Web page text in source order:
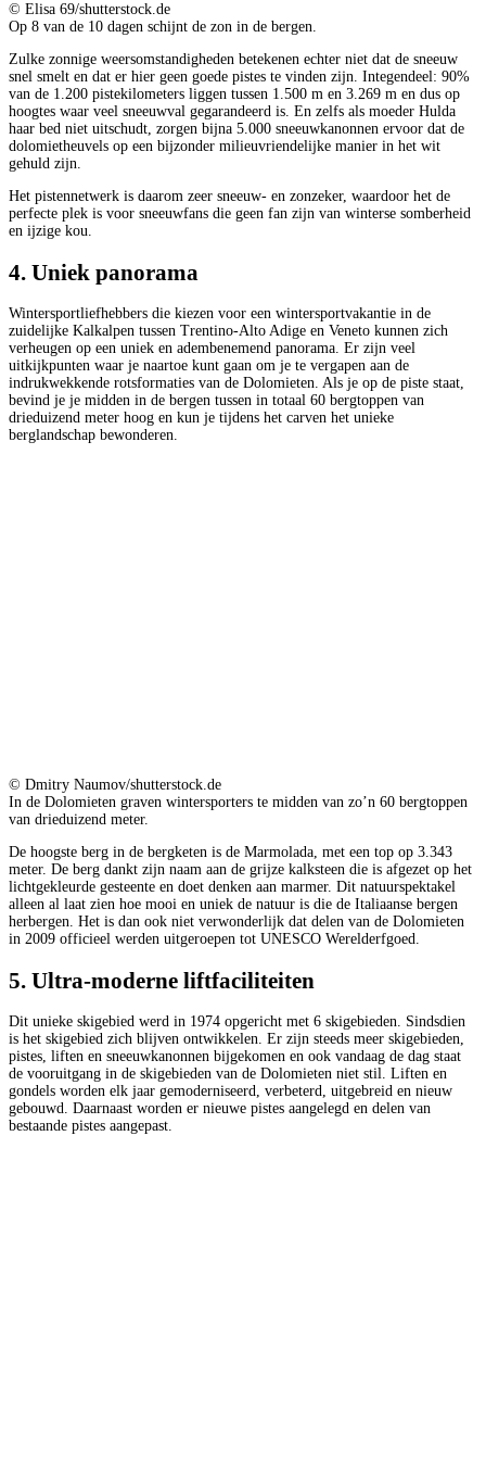
© Elisa 69/shutterstock.de
Op 8 van de 10 dagen schijnt de zon in de bergen.
Zulke zonnige weersomstandigheden betekenen echter niet dat de sneeuw
snel smelt en dat er hier geen goede pistes te vinden zijn. Integendeel: 90%
van de 1.200 pistekilometers liggen tussen 1.500 m en 3.269 m en dus op
hoogtes waar veel sneeuwval gegarandeerd is. En zelfs als moeder Hulda
haar bed niet uitschudt, zorgen bijna 5.000 sneeuwkanonnen ervoor dat de
dolomietheuvels op een bijzonder milieuvriendelijke manier in het wit
gehuld zijn.
Het pistennetwerk is daarom zeer sneeuw- en zonzeker, waardoor het de
perfecte plek is voor sneeuwfans die geen fan zijn van winterse somberheid
en ijzige kou.
4. Uniek panorama
Wintersportliefhebbers die kiezen voor een wintersportvakantie in de
zuidelijke Kalkalpen tussen Trentino-Alto Adige en Veneto kunnen zich
verheugen op een uniek en adembenemend panorama. Er zijn veel
uitkijkpunten waar je naartoe kunt gaan om je te vergapen aan de
indrukwekkende rotsformaties van de Dolomieten. Als je op de piste staat,
bevind je je midden in de bergen tussen in totaal 60 bergtoppen van
drieduizend meter hoog en kun je tijdens het carven het unieke
berglandschap bewonderen.
© Dmitry Naumov/shutterstock.de
In de Dolomieten graven wintersporters te midden van zo’n 60 bergtoppen
van drieduizend meter.
De hoogste berg in de bergketen is de Marmolada, met een top op 3.343
meter. De berg dankt zijn naam aan de grijze kalksteen die is afgezet op het
lichtgekleurde gesteente en doet denken aan marmer. Dit natuurspektakel
alleen al laat zien hoe mooi en uniek de natuur is die de Italiaanse bergen
herbergen. Het is dan ook niet verwonderlijk dat delen van de Dolomieten
in 2009 officieel werden uitgeroepen tot UNESCO Werelderfgoed.
5. Ultra-moderne liftfaciliteiten
Dit unieke skigebied werd in 1974 opgericht met 6 skigebieden. Sindsdien
is het skigebied zich blijven ontwikkelen. Er zijn steeds meer skigebieden,
pistes, liften en sneeuwkanonnen bijgekomen en ook vandaag de dag staat
de vooruitgang in de skigebieden van de Dolomieten niet stil. Liften en
gondels worden elk jaar gemoderniseerd, verbeterd, uitgebreid en nieuw
gebouwd. Daarnaast worden er nieuwe pistes aangelegd en delen van
bestaande pistes aangepast.